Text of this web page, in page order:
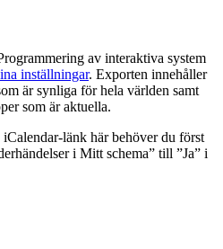
av interaktiva system
inställningar. Exporten innehåller
är synliga för hela världen samt
som är aktuella.
länk här behöver du först
i Mitt schema” till ”Ja” i